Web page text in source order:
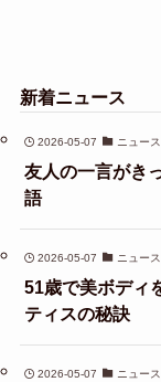
新着ニュース
2026-05-07 ニュース
友人の一言がき
語
2026-05-07 ニュース
51歳で美ボディ
ティスの秘訣
2026-05-07 ニュース